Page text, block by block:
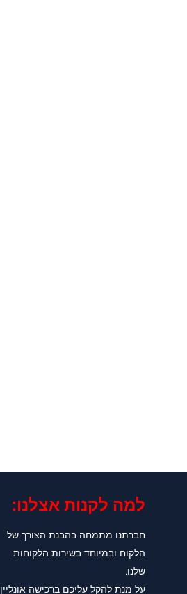
למה לקנות אצלנו:​
חברתנו מתמחה בהבנת הצורך של
הלקוח ובמיוחד בשירות הלקוחות
שלנו.
על מנת להקל עליכם ברכישה אונליין